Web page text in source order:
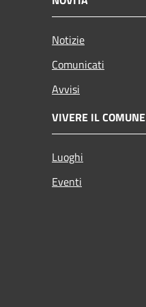
Notizie
Comunicati
Avvisi
VIVERE IL COMUNE
Luoghi
Eventi